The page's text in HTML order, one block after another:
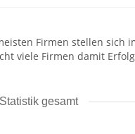
Firmen stellen sich
viele Firmen damit
Statistik gesamt